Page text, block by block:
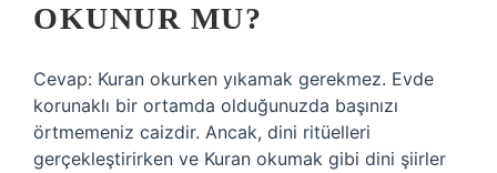
OKUNUR MU?
Cevap: Kuran okurken yıkamak gerekmez. Evde
korunaklı bir ortamda olduğunuzda başınızı
örtmemeniz caizdir. Ancak, dini ritüelleri
gerçekleştirirken ve Kuran okumak gibi dini şiirler